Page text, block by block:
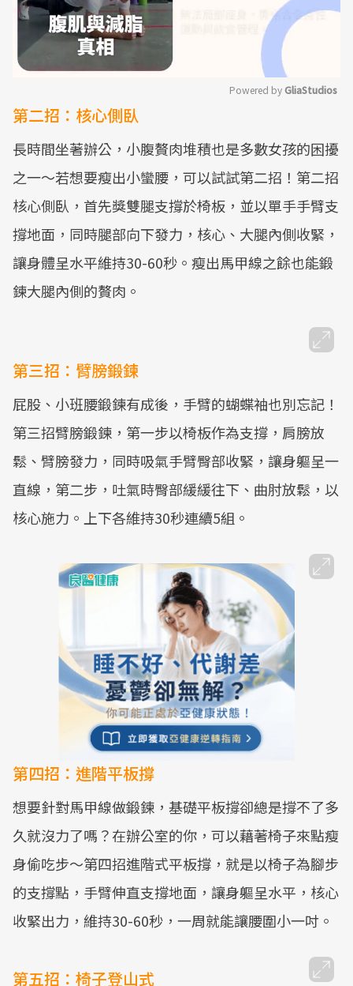
Powered by GliaStudios
第二招：核心側臥
長時間坐著辦公，小腹贅肉堆積也是多數女孩的困擾
之一～若想要瘦出小蠻腰，可以試試第二招！第二招
核心側臥，首先獎雙腿支撐於椅板，並以單手手臂支
撐地面，同時腿部向下發力，核心、大腿內側收緊，
讓身體呈水平維持30-60秒。瘦出馬甲線之餘也能鍛
鍊大腿內側的贅肉。
第三招：臂膀鍛鍊
屁股、小班腰鍛鍊有成後，手臂的蝴蝶袖也別忘記！
第三招臂膀鍛鍊，第一步以椅板作為支撐，肩膀放
鬆、臂膀發力，同時吸氣手臂臀部收緊，讓身軀呈一
直線，第二步，吐氣時臀部緩緩往下、曲肘放鬆，以
核心施力。上下各維持30秒連續5組。
第四招：進階平板撐
想要針對馬甲線做鍛鍊，基礎平板撐卻總是撐不了多
久就沒力了嗎？在辦公室的你，可以藉著椅子來點瘦
身偷吃步～第四招進階式平板撐，就是以椅子為腳步
的支撐點，手臂伸直支撐地面，讓身軀呈水平，核心
收緊出力，維持30-60秒，一周就能讓腰圍小一吋。
第五招：椅子登山式